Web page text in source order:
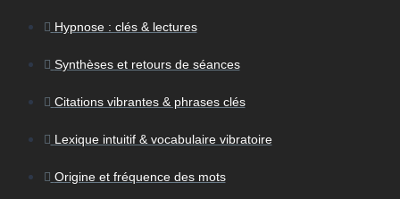
Hypnose : clés & lectures
Synthèses et retours de séances
Citations vibrantes & phrases clés
Lexique intuitif & vocabulaire vibratoire
Origine et fréquence des mots